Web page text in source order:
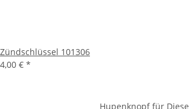
Zündschlüssel 101306
4,00 € *
Hupenknopf für